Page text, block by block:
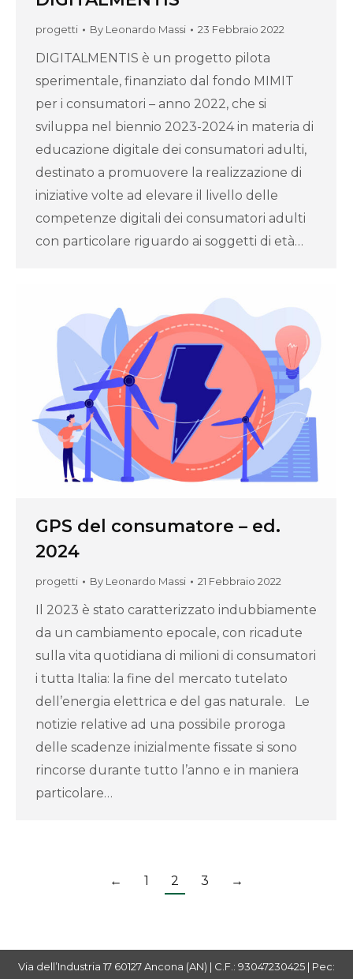
progetti By Leonardo Massi 23 Febbraio 2022
DIGITALMENTIS è un progetto pilota
sperimentale, finanziato dal fondo MIMIT
per i consumatori – anno 2022, che si
sviluppa nel biennio 2023-2024 in materia di
educazione digitale dei consumatori adulti,
destinato a promuovere la realizzazione di
iniziative volte ad elevare il livello delle
competenze digitali dei consumatori adulti
con particolare riguardo ai soggetti di età…
GPS del consumatore – ed.
2024
progetti By Leonardo Massi 21 Febbraio 2022
Il 2023 è stato caratterizzato indubbiamente
da un cambiamento epocale, con ricadute
sulla vita quotidiana di milioni di consumatori
i tutta Italia: la fine del mercato tutelato
dell’energia elettrica e del gas naturale. Le
notizie relative ad una possibile proroga
delle scadenze inizialmente fissate si sono
rincorse durante tutto l’anno e in maniera
particolare…
← 1 2 3 →
Via dell’Industria 17 60127 Ancona (AN) | C.F.: 93047230425 | Pec: